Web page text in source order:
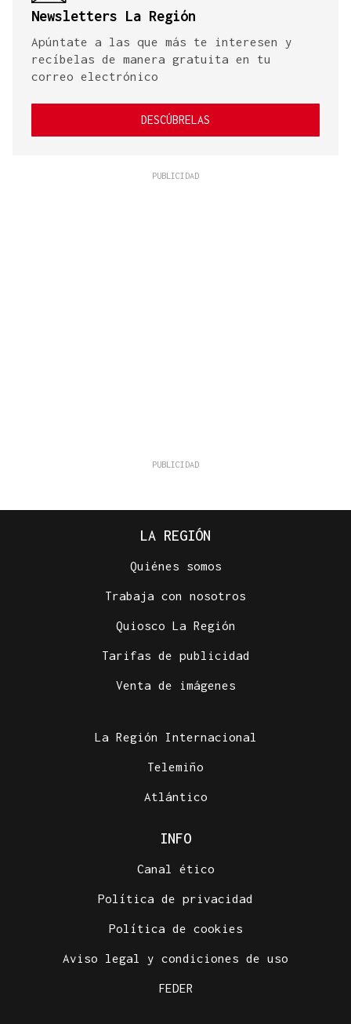
Newsletters La Región
Apúntate a las que más te interesen y
recíbelas de manera gratuita en tu
correo electrónico
DESCÚBRELAS
LA REGIÓN
Quiénes somos
Trabaja con nosotros
Quiosco La Región
Tarifas de publicidad
Venta de imágenes
La Región Internacional
Telemiño
Atlántico
INFO
Canal ético
Política de privacidad
Política de cookies
Aviso legal y condiciones de uso
FEDER